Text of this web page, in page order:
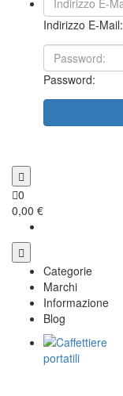
Indirizzo E-Mail:
Password:
0
0,00 €
Categorie
Marchi
Informazione
Blog